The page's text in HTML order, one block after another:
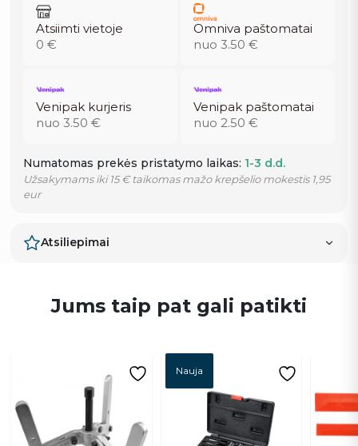
Atsiimti vietoje
0 €
Omniva paštomatai
nuo 3.50 €
Venipak kurjeris
nuo 3.50 €
Venipak paštomatai
nuo 2.50 €
Numatomas prekės pristatymo laikas: 1-3 d.d.
Užsakymams iki 15 € taikomas mažo krepšelio mokestis 1,95
eur
Atsiliepimai
Jums taip pat gali patikti
Nauja